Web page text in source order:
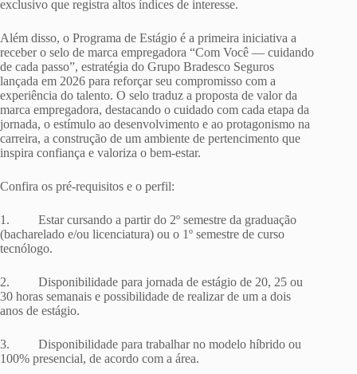
exclusivo que registra altos índices de interesse.
Além disso, o Programa de Estágio é a primeira iniciativa a
receber o selo de marca empregadora “Com Você — cuidando
de cada passo”, estratégia do Grupo Bradesco Seguros
lançada em 2026 para reforçar seu compromisso com a
experiência do talento. O selo traduz a proposta de valor da
marca empregadora, destacando o cuidado com cada etapa da
jornada, o estímulo ao desenvolvimento e ao protagonismo na
carreira, a construção de um ambiente de pertencimento que
inspira confiança e valoriza o bem-estar.
Confira os pré-requisitos e o perfil:
1. Estar cursando a partir do 2º semestre da graduação
(bacharelado e/ou licenciatura) ou o 1º semestre de curso
tecnólogo.
2. Disponibilidade para jornada de estágio de 20, 25 ou
30 horas semanais e possibilidade de realizar de um a dois
anos de estágio.
3. Disponibilidade para trabalhar no modelo híbrido ou
100% presencial, de acordo com a área.